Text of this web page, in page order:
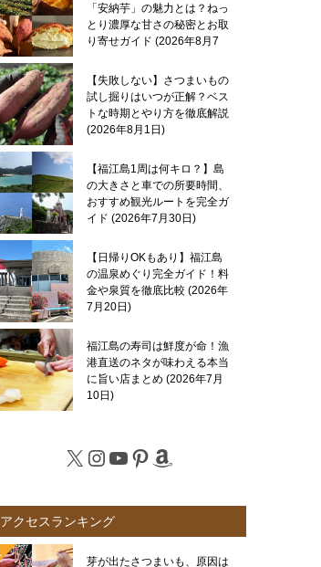
「安納芋」の魅力とは？ねっ
とり濃厚な甘さの秘密とお取
り寄せガイド 2026年8月7
【失敗しない】さつまいもの
試し掘りはいつが正解？ベス
トな時期とやり方を徹底解説
2026年8月1日
【福江島1周は何キロ？】島
の大きさと車での所要時間、
おすすめ観光ルートを完全ガ
イド 2026年7月30日
【日帰りOKもあり】福江島
の温泉めぐり完全ガイド！料
金や泉質を徹底比較 2026年
7月20日
福江島の寿司は鮮度が命！漁
港直送のネタが味わえる本当
に旨い店まとめ 2026年7月
10日
X Instagram
YouTube
Pinterest
Amazon
アクセスランキング
芽が出たさつまいも、原因は